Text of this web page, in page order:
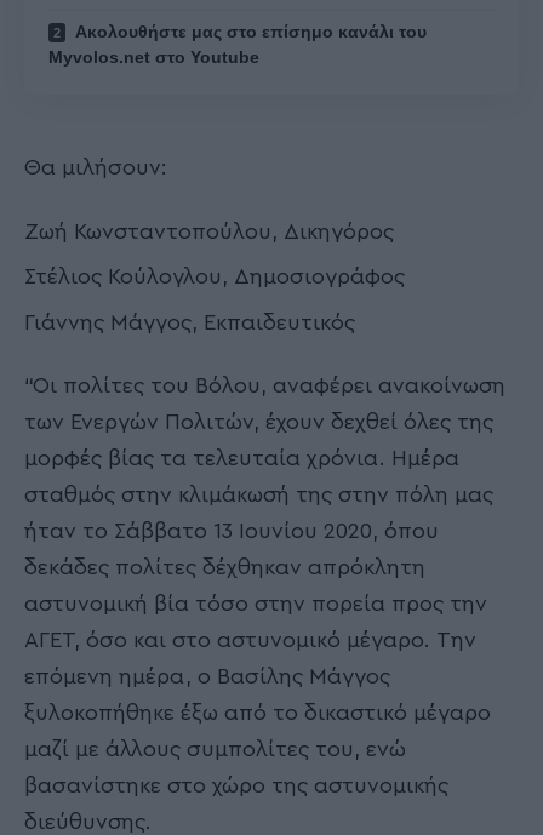
Ακολουθήστε μας στο επίσημο κανάλι του
Myvolos.net στο Youtube
Θα μιλήσουν:
Ζωή Κωνσταντοπούλου, Δικηγόρος
Στέλιος Κούλογλου, Δημοσιογράφος
Γιάννης Μάγγος, Εκπαιδευτικός
“Οι πολίτες του Βόλου, αναφέρει ανακοίνωση
των Ενεργών Πολιτών, έχουν δεχθεί όλες της
μορφές βίας τα τελευταία χρόνια. Ημέρα
σταθμός στην κλιμάκωσή της στην πόλη μας
ήταν το Σάββατο 13 Ιουνίου 2020, όπου
δεκάδες πολίτες δέχθηκαν απρόκλητη
αστυνομική βία τόσο στην πορεία προς την
ΑΓΕΤ, όσο και στο αστυνομικό μέγαρο. Την
επόμενη ημέρα, ο Βασίλης Μάγγος
ξυλοκοπήθηκε έξω από το δικαστικό μέγαρο
μαζί με άλλους συμπολίτες του, ενώ
βασανίστηκε στο χώρο της αστυνομικής
διεύθυνσης.